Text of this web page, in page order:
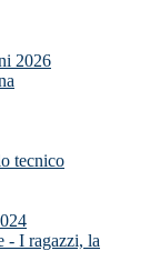
2026
tecnico
- I ragazzi, la